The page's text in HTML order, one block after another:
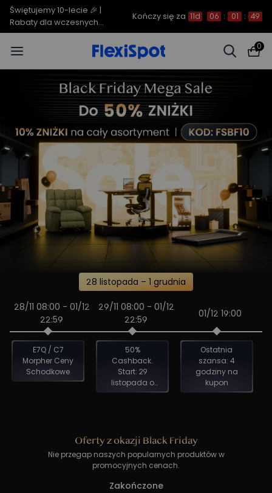
C7 Morpher – Aż 34% rabatu |
teraz już od 2499,00 zł
Kończy się za 11d 06 : 01 : 48
0
28 listopada – 1 grudnia
28/11 08:00 - 01/12
22:59
E7Q / C7
Morpher Ceny
Schodkowe
29/11 08:00 - 01/12
22:59
50%
Cashback.
Start: 29
listopada o
09:00.
01/12 19:00
Ostatnia
szansa: 4
godziny na
kupon
Oferty z okazji Black Friday
Nie przegap naszych popularnych produktów w
promocyjnych cenach.
Zakończone